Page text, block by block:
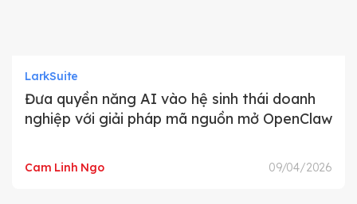
LarkSuite
Đưa quyền năng AI vào hệ sinh thái doanh
nghiệp với giải pháp mã nguồn mở OpenClaw
Cam Linh Ngo 09/04/2026